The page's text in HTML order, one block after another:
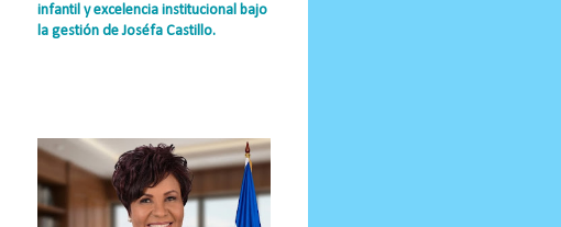
infantil y excelencia institucional bajo
la gestión de Joséfa Castillo.